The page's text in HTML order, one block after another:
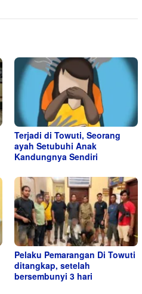
Terjadi di Towuti, Seorang
ayah Setubuhi Anak
Kandungnya Sendiri
Pelaku Pemarangan Di Towuti
ditangkap, setelah
bersembunyi 3 hari